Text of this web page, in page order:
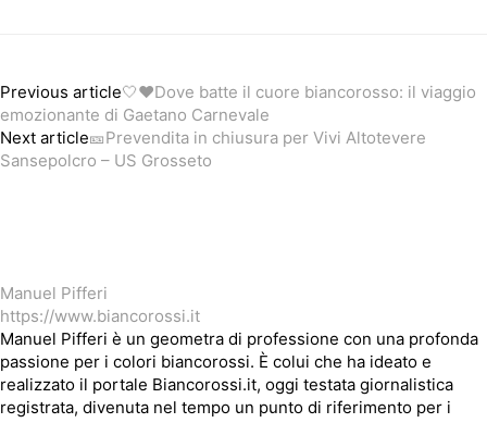
Previous article🤍❤️Dove batte il cuore biancorosso: il viaggio
emozionante di Gaetano Carnevale
Next article🎫Prevendita in chiusura per Vivi Altotevere
Sansepolcro – US Grosseto
Manuel Pifferi
https://www.biancorossi.it
Manuel Pifferi è un geometra di professione con una profonda
passione per i colori biancorossi. È colui che ha ideato e
realizzato il portale Biancorossi.it, oggi testata giornalistica
registrata, divenuta nel tempo un punto di riferimento per i